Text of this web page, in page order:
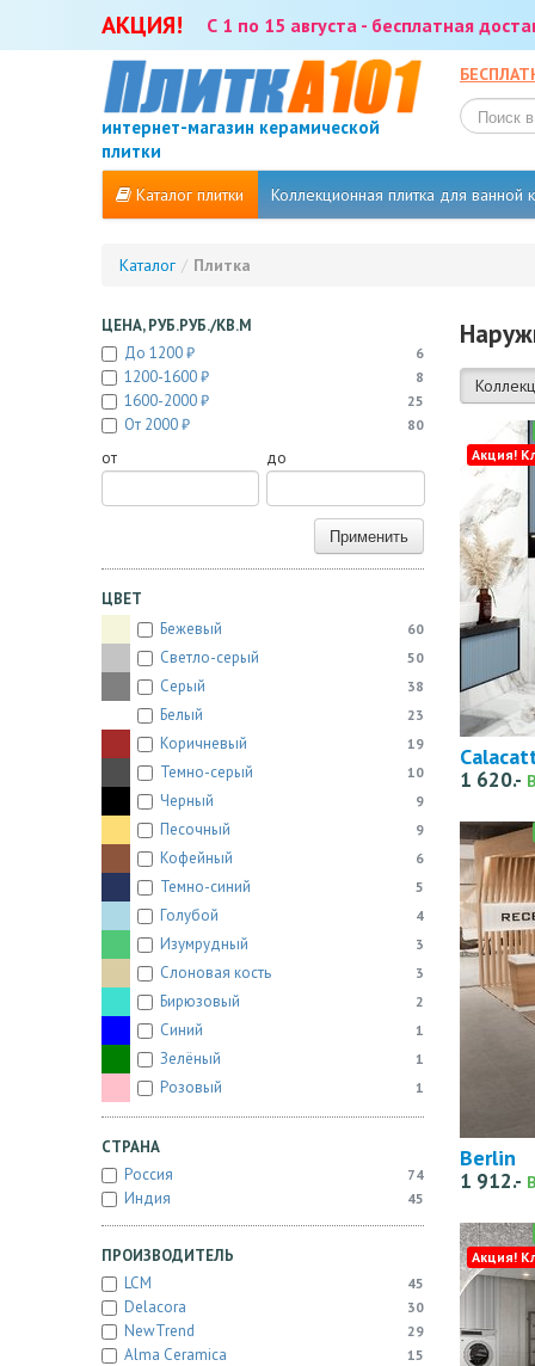
АКЦИЯ! С 1 по 15 августа - бесплатная
интернет-магазин керамической
плитки
Каталог плитки Коллекционная плитка для ванной
Каталог / Плитка
ЦЕНА, РУБ.РУБ./КВ.М
До 1200 ₽
6
1200-1600 ₽ 8
1600-2000 ₽ 25
От 2000 ₽ 80
от до
Применить
ЦВЕТ
Бежевый
60
Светло-серый 50
Серый 38
Белый 23
Коричневый 19
Темно-серый 10
Черный 9
Песочный 9
Кофейный 6
Темно-синий 5
Голубой 4
Изумрудный 3
Слоновая кость 3
Бирюзовый 2
Синий 1
Зелёный 1
Розовый 1
СТРАНА
Россия
74
Индия 45
ПРОИЗВОДИТЕЛЬ
LCM
45
Delacora 30
NewTrend 29
Alma Ceramica 15
1 620.-
Акция!
Berlin
1 912.-
Акция!